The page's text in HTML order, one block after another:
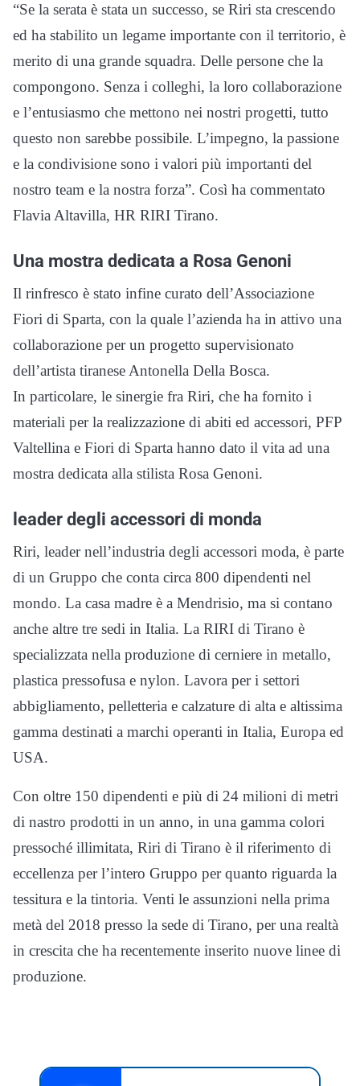
“Se la serata è stata un successo, se Riri sta crescendo
ed ha stabilito un legame importante con il territorio, è
merito di una grande squadra. Delle persone che la
compongono. Senza i colleghi, la loro collaborazione
e l’entusiasmo che mettono nei nostri progetti, tutto
questo non sarebbe possibile. L’impegno, la passione
e la condivisione sono i valori più importanti del
nostro team e la nostra forza”. Così ha commentato
Flavia Altavilla, HR RIRI Tirano.
Una mostra dedicata a Rosa Genoni
Il rinfresco è stato infine curato dell’Associazione
Fiori di Sparta, con la quale l’azienda ha in attivo una
collaborazione per un progetto supervisionato
dell’artista tiranese Antonella Della Bosca.
In particolare, le sinergie fra Riri, che ha fornito i
materiali per la realizzazione di abiti ed accessori, PFP
Valtellina e Fiori di Sparta hanno dato il vita ad una
mostra dedicata alla stilista Rosa Genoni.
leader degli accessori di monda
Riri, leader nell’industria degli accessori moda, è parte
di un Gruppo che conta circa 800 dipendenti nel
mondo. La casa madre è a Mendrisio, ma si contano
anche altre tre sedi in Italia. La RIRI di Tirano è
specializzata nella produzione di cerniere in metallo,
plastica pressofusa e nylon. Lavora per i settori
abbigliamento, pelletteria e calzature di alta e altissima
gamma destinati a marchi operanti in Italia, Europa ed
USA.
Con oltre 150 dipendenti e più di 24 milioni di metri
di nastro prodotti in un anno, in una gamma colori
pressoché illimitata, Riri di Tirano è il riferimento di
eccellenza per l’intero Gruppo per quanto riguarda la
tessitura e la tintoria. Venti le assunzioni nella prima
metà del 2018 presso la sede di Tirano, per una realtà
in crescita che ha recentemente inserito nuove linee di
produzione.